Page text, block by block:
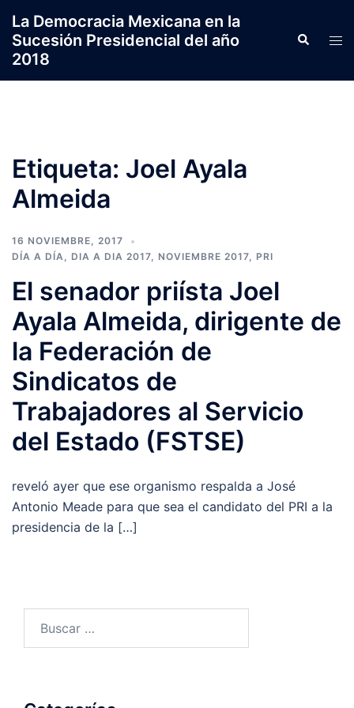
contenido
La Democracia Mexicana en la
Sucesión Presidencial del año
2018
Search
Etiqueta: Joel Ayala
Almeida
16 NOVIEMBRE, 2017
DÍA A DÍA, DIA A DIA 2017, NOVIEMBRE 2017, PRI
El senador priísta Joel
Ayala Almeida, dirigente de
la Federación de
Sindicatos de
Trabajadores al Servicio
del Estado (FSTSE)
reveló ayer que ese organismo respalda a José
Antonio Meade para que sea el candidato del PRI a la
presidencia de la […]